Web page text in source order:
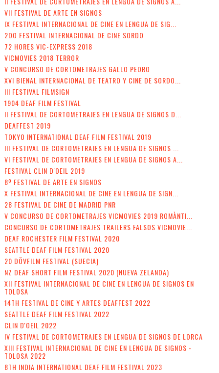
VII FESTIVAL DE ARTE EN SIGNOS
IX FESTIVAL INTERNACIONAL DE CINE EN LENGUA DE SIG...
2DO FESTIVAL INTERNACIONAL DE CINE SORDO
72 HORES VIC-EXPRESS 2018
VICMOVIES 2018 TERROR
V CONCURSO DE CORTOMETRAJES GALLO PEDRO
XVI BIENAL INTERNACIONAL DE TEATRO Y CINE DE SORDO...
III FESTIVAL FILMSIGN
1904 DEAF FILM FESTIVAL
II FESTIVAL DE CORTOMETRAJES EN LENGUA DE SIGNOS D...
DEAFFEST 2019
TOKYO INTERNATIONAL DEAF FILM FESTIVAL 2019
III FESTIVAL DE CORTOMETRAJES EN LENGUA DE SIGNOS ...
VI FESTIVAL DE CORTOMETRAJES EN LENGUA DE SIGNOS A...
FESTIVAL CLIN D'OEIL 2019
8º FESTIVAL DE ARTE EN SIGNOS
X FESTIVAL INTERNACIONAL DE CINE EN LENGUA DE SIGN...
28 FESTIVAL DE CINE DE MADRID PNR
V CONCURSO DE CORTOMETRAJES VICMOVIES 2019 ROMÀNTI...
CONCURSO DE CORTOMETRAJES TRAILERS FALSOS VICMOVIE...
DEAF ROCHESTER FILM FESTIVAL 2020
SEATTLE DEAF FILM FESTIVAL 2020
20 DÖVFILM FESTIVAL (SUECIA)
NZ DEAF SHORT FILM FESTIVAL 2020 (NUEVA ZELANDA)
XII FESTIVAL INTERNACIONAL DE CINE EN LENGUA DE SIGNOS EN
TOLOSA
14TH FESTIVAL DE CINE Y ARTES DEAFFEST 2022
SEATTLE DEAF FILM FESTIVAL 2022
CLIN D'OEIL 2022
IV FESTIVAL DE CORTOMETRAJES EN LENGUA DE SIGNOS DE LORCA
XIII FESTIVAL INTERNACIONAL DE CINE EN LENGUA DE SIGNOS -
TOLOSA 2022
8TH INDIA INTERNATIONAL DEAF FILM FESTIVAL 2023